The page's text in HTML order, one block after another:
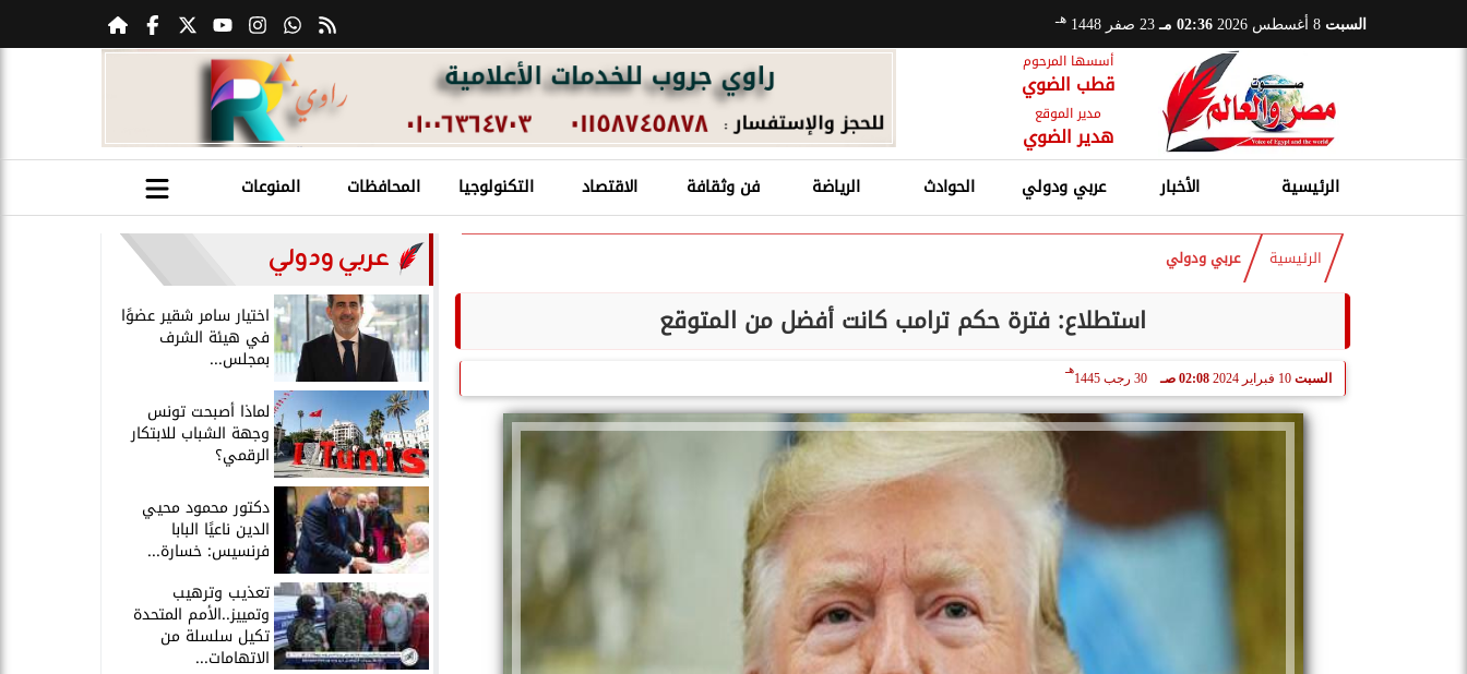
السبت 02:36 مـ 23 صفر 1448 هـ
أسسها المرحوم
قطب الضوي
مدير الموقع
هدير الضوي
الرئيسية الأخبار عربي ودولي الحوادث الرياضة فن وثقافة الاقتصاد التكنولوجيا المحافظات المنوعات
الرئيسية عربي ودولي
استطلاع: فترة حكم ترامب كانت أفضل من المتوقع
السبت 10 فبراير 2024 02:08 صـ 30 رجب 1445
هـ
عربي ودولي
اختيار سامر شقير عضوًا
في هيئة الشرف
بمجلس...
لماذا أصبحت تونس
وجهة الشباب للابتكار
الرقمي؟
دكتور محمود محيي
الدين ناعيًا البابا
فرنسيس: خسارة...
تعذيب وترهيب
وتمييز..الأمم المتحدة
تكيل سلسلة من
الاتهامات...